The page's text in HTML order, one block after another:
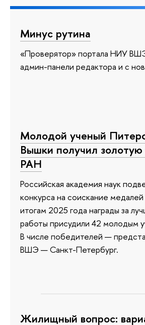
Минус рутина
«Проверятор» портала НИУ
админ-панели редактора и с
Молодой ученый
Вышки получил
РАН
Российская академия наук
конкурса на соискание
итогам 2025 года награды за
работы присудили 42 молодым
В числе победителей —
ВШЭ — Санкт-Петербург.
Жилищный вопрос: